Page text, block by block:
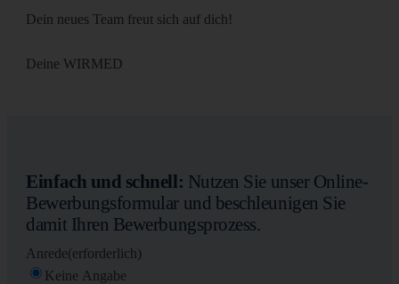
Dein neues Team freut sich auf dich!
Deine WIRMED
Einfach und schnell: Nutzen Sie unser Online-
Bewerbungsformular und beschleunigen Sie
damit Ihren Bewerbungsprozess.
Anrede(erforderlich)
Keine Angabe